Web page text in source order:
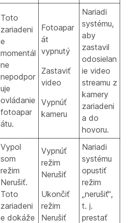
Toto
zariadeni
e
momentál
ne
nepodpor
uje
ovládanie
fotoapar
átu.
Fotoapar
át
vypnutý
Zastaviť
video
Vypnúť
kameru
Nariadi
systému,
aby
zastavil
odosielan
ie video
streamu z
kamery
zariadeni
a do
hovoru.
Vypol
som
režim
Nerušiť.
Toto
zariadeni
e dokáže
Vypnúť
režim
Nerušiť
Ukončiť
režim
Nerušiť
Nariadi
systému
opustiť
režim
„nerušiť“,
t. j.
prestať